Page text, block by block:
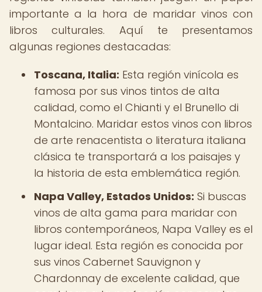
importante a la hora de maridar vinos con
libros culturales. Aquí te presentamos
algunas regiones destacadas:
Toscana, Italia: Esta región vinícola es
famosa por sus vinos tintos de alta
calidad, como el Chianti y el Brunello di
Montalcino. Maridar estos vinos con libros
de arte renacentista o literatura italiana
clásica te transportará a los paisajes y
la historia de esta emblemática región.
Napa Valley, Estados Unidos: Si buscas
vinos de alta gama para maridar con
libros contemporáneos, Napa Valley es el
lugar ideal. Esta región es conocida por
sus vinos Cabernet Sauvignon y
Chardonnay de excelente calidad, que